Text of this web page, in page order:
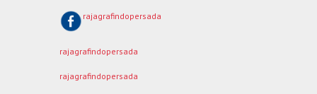
rajagrafindopersada
rajagrafindopersada
rajagrafindopersada